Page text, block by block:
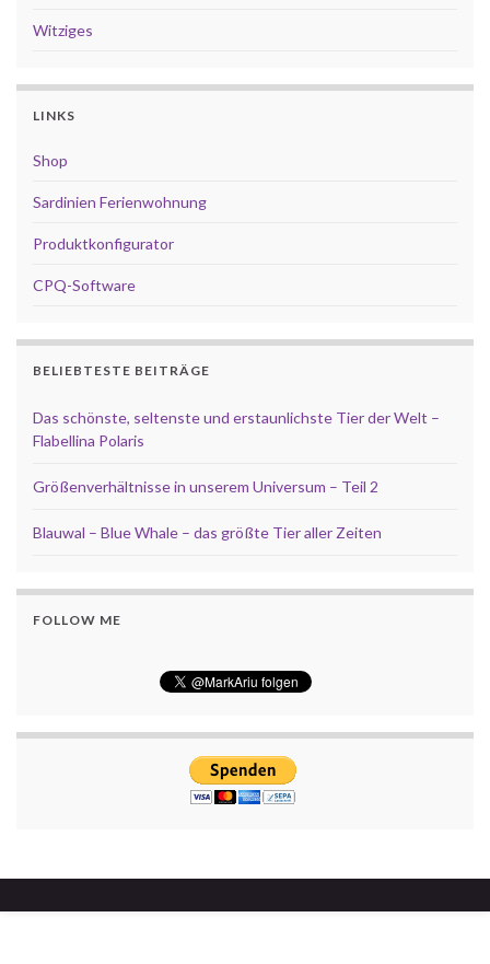
Witziges
LINKS
Shop
Sardinien Ferienwohnung
Produktkonfigurator
CPQ-Software
BELIEBTESTE BEITRÄGE
Das schönste, seltenste und erstaunlichste Tier der Welt –
Flabellina Polaris
Größenverhältnisse in unserem Universum – Teil 2
Blauwal – Blue Whale – das größte Tier aller Zeiten
FOLLOW ME